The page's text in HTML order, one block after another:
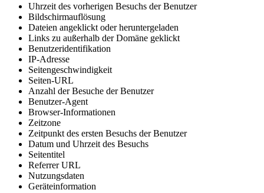
Uhrzeit des vorherigen Besuchs der Benutzer
Bildschirmauflösung
Dateien angeklickt oder heruntergeladen
Links zu außerhalb der Domäne geklickt
Benutzeridentifikation
IP-Adresse
Seitengeschwindigkeit
Seiten-URL
Anzahl der Besuche der Benutzer
Benutzer-Agent
Browser-Informationen
Zeitzone
Zeitpunkt des ersten Besuchs der Benutzer
Datum und Uhrzeit des Besuchs
Seitentitel
Referrer URL
Nutzungsdaten
Geräteinformation